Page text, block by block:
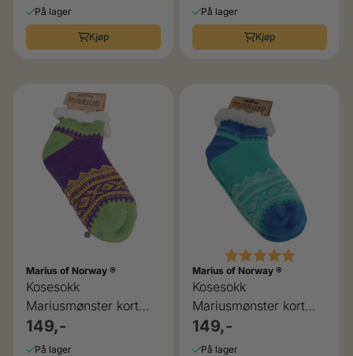
På lager
Kjøp
På lager
Kjøp
Marius of Norway ®
Kosesokk
Mariusmønster kort
lilla
149,-
På lager
Karakter: 5.0 av 5
Marius of Norway ®
Kosesokk
Mariusmønster kort
mint
149,-
På lager